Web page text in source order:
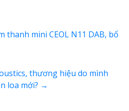
thanh mini CEOL N11 DAB, bổ
thương hiệu do mình
loa mới? →